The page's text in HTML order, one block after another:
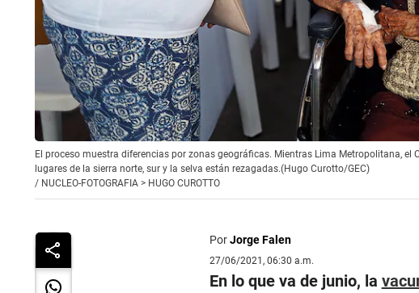
El proceso muestra diferencias por zonas geográficas. Mientras Lima Metropolitana,
lugares de la sierra norte, sur y la selva están rezagadas.(Hugo Curotto/GEC)
/ NUCLEO-FOTOGRAFIA > HUGO CUROTTO
PorJorge Falen
27/06/2021, 06:30 a.m.
En lo que va de junio, la